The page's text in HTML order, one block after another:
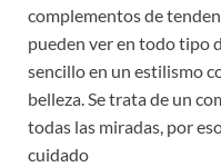
complementos de
pueden ver en todo tipo
sencillo en un estilismo
belleza. Se trata de un
todas las miradas, por
cuidado